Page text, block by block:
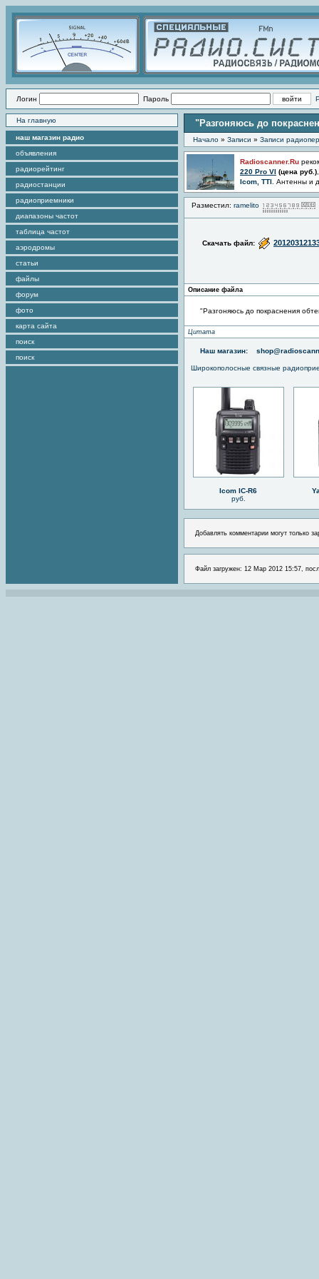
Логин Пароль
На главную
наш магазин радио
объявления
радиорейтинг
радиостанции
радиоприемники
диапазоны частот
таблица частот
аэродромы
статьи
файлы
форум
фото
карта сайта
поиск
поиск
"Разгоняюсь до
Начало » Записи » Записи
Radioscanner.Ru
220 Pro VI (цена руб.)
Icom, TTI . Антенны и
Разместил: ramelito
Скачать файл:
Описание файла
"Разгоняюсь до покраснения
Цитата
Наш магазин:
Широкополосные связные
Icom IC-R6
руб.
Добавлять комментарии могут только
Файл загружен: 12 Мар 2012 15:57,